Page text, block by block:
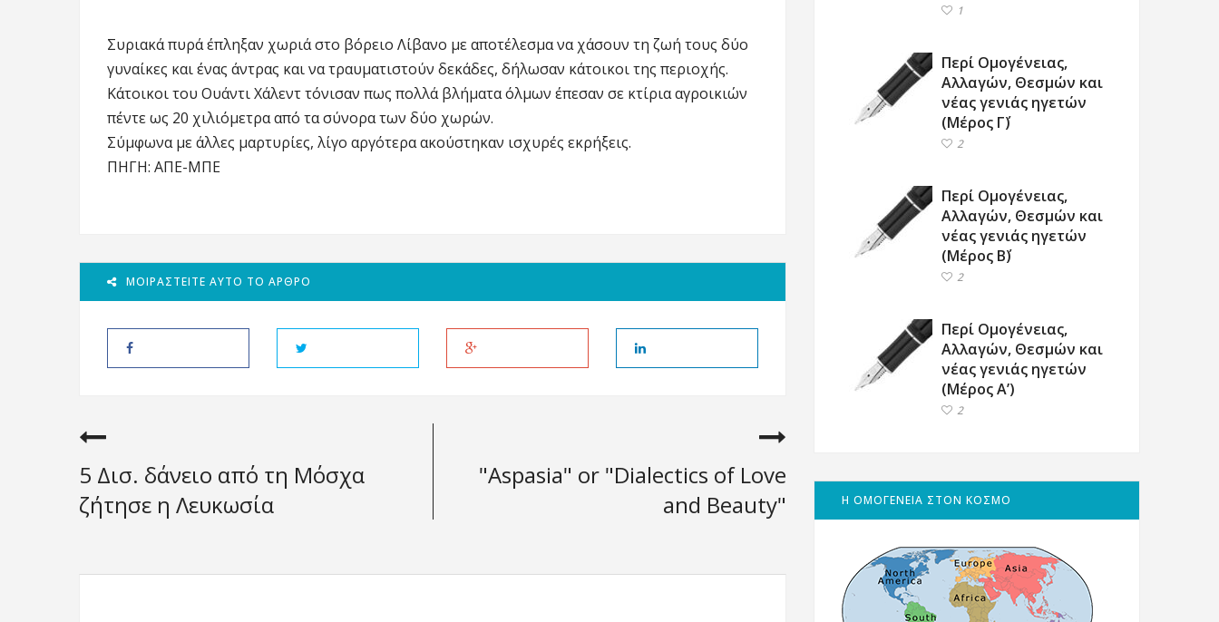
Συριακά πυρά έπληξαν χωριά στο βόρειο Λίβανο με αποτέλεσμα να χάσουν τη ζωή τους δύο
γυναίκες και ένας άντρας και να τραυματιστούν δεκάδες, δήλωσαν κάτοικοι της περιοχής.
Κάτοικοι του Ουάντι Χάλεντ τόνισαν πως πολλά βλήματα όλμων έπεσαν σε κτίρια αγροικιών
πέντε ως 20 χιλιόμετρα από τα σύνορα των δύο χωρών.
Σύμφωνα με άλλες μαρτυρίες, λίγο αργότερα ακούστηκαν ισχυρές εκρήξεις.
ΠΗΓΗ: ΑΠΕ-ΜΠΕ
ΜΟΙΡΑΣΤΕΊΤΕ ΑΥΤΌ ΤΟ ΆΡΘΡΟ
5 Δισ. δάνειο από τη Μόσχα
ζήτησε η Λευκωσία
"Aspasia" or "Dialectics of Love
and Beauty"
1
Περί Ομογένειας,
Αλλαγών, Θεσμών και
νέας γενιάς ηγετών
(Μέρος Γ΄)
2
Περί Ομογένειας,
Αλλαγών, Θεσμών και
νέας γενιάς ηγετών
(Μέρος Β΄)
2
Περί Ομογένειας,
Αλλαγών, Θεσμών και
νέας γενιάς ηγετών
(Μέρος Α’)
2
Η ΟΜΟΓΕΝΕΙΑ ΣΤΟΝ ΚΟΣΜΟ